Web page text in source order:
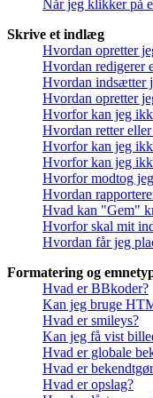
Når jeg klikker på
Skrive et indlæg
Hvordan opretter
Hvordan redigerer
Hvordan indsætter
Hvordan opretter
Hvorfor kan jeg
Hvordan retter
Hvorfor kan jeg
Hvorfor kan jeg
Hvorfor modtog
Hvordan
Hvad kan "Gem"
Hvorfor skal mit
Hvordan får jeg
Formatering og
Hvad er BBkoder?
Kan jeg bruge
Hvad er smileys?
Kan jeg få vist
Hvad er globale
Hvad er
Hvad er opslag?